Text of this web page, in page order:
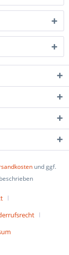
und ggf.